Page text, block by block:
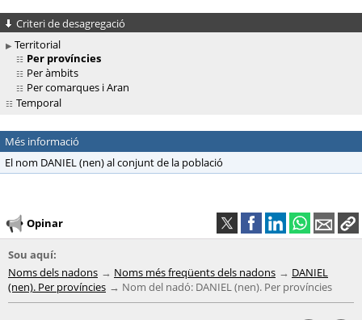
Criteri de desagregació
Territorial
Per províncies
Per àmbits
Per comarques i Aran
Temporal
Més informació
El nom DANIEL (nen) al conjunt de la població
Opinar
Sou aquí:
Noms dels nadons
Noms més freqüents dels nadons
DANIEL
(nen). Per províncies
Nom del nadó: DANIEL (nen). Per províncies